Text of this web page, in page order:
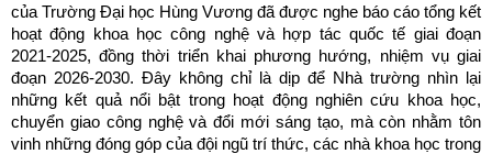
của Trường Đại học Hùng Vương đã được nghe báo cáo tổng kết
hoạt động khoa học công nghệ và hợp tác quốc tế giai đoạn
2021-2025, đồng thời triển khai phương hướng, nhiệm vụ giai
đoạn 2026-2030. Đây không chỉ là dịp để Nhà trường nhìn lại
những kết quả nổi bật trong hoạt động nghiên cứu khoa học,
chuyển giao công nghệ và đổi mới sáng tạo, mà còn nhằm tôn
vinh những đóng góp của đội ngũ trí thức, các nhà khoa học trong